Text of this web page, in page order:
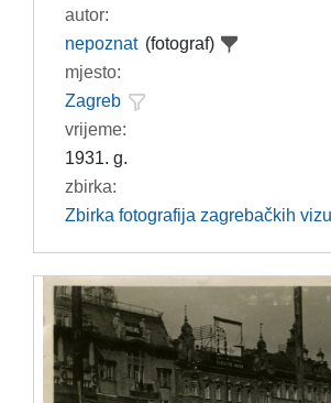
autor:
nepoznat (fotograf)
mjesto:
Zagreb
vrijeme:
1931. g.
zbirka:
Zbirka fotografija zagrebačkih